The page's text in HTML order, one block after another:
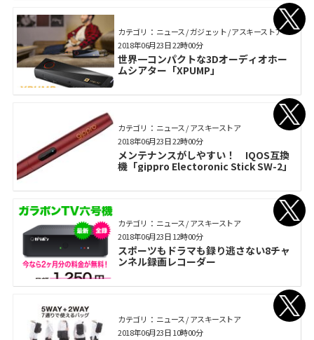
カテゴリ： ニュース / ガジェット / アスキーストア
世界一コンパクトな3Dオーディオホー
ムシアター「XPUMP」
2018年06月23日 22時00分
カテゴリ： ニュース / アスキーストア
メンテナンスがしやすい！ IQOS互換
機「gippro Electoronic Stick SW-2」
2018年06月23日 22時00分
カテゴリ： ニュース / アスキーストア
スポーツもドラマも録り逃さない8チャ
ンネル録画レコーダー
2018年06月23日 12時00分
カテゴリ： ニュース / アスキーストア
2018年06月23日 10時00分